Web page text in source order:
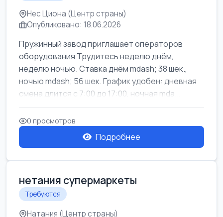
Нес Циона (Центр страны)
Опубликовано: 18.06.2026
Пружинный завод приглашает операторов
оборудования Трудитесь неделю днём,
неделю ночью. Ставка днём mdash; 38 шек.,
ночью mdash; 56 шек. График удобен: дневная
смена длится с 7:00 до 17:00, ночная mda...
0 просмотров
Подробнее
нетания супермаркеты
Требуются
Натания (Центр страны)